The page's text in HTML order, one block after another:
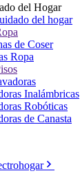
del Hogar
del hogar
de Coser
Ropa
Inalámbricas
Robóticas
de Canasta